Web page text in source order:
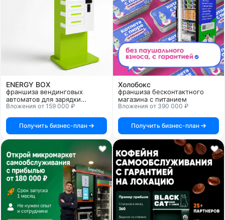
ENERGY BOX
франшиза вендинговых
автоматов для зарядки
смартфонов и планшетных
Вложения от 159 000 ₽
Получить бизнес-план
Холобокс
франшиза бесконтактного
магазина с питанием
Вложения от 390 000 ₽
Получить бизнес-план